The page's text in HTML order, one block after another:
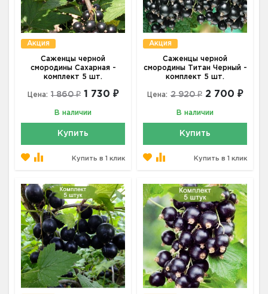
Акция
Саженцы черной
смородины Сахарная -
комплект 5 шт.
Цена: 1 860 ₽ 1 730 ₽
В наличии
Купить
Купить в 1 клик
Акция
Саженцы черной
смородины Титан Черный -
комплект 5 шт.
Цена: 2 920 ₽ 2 700 ₽
В наличии
Купить
Купить в 1 клик